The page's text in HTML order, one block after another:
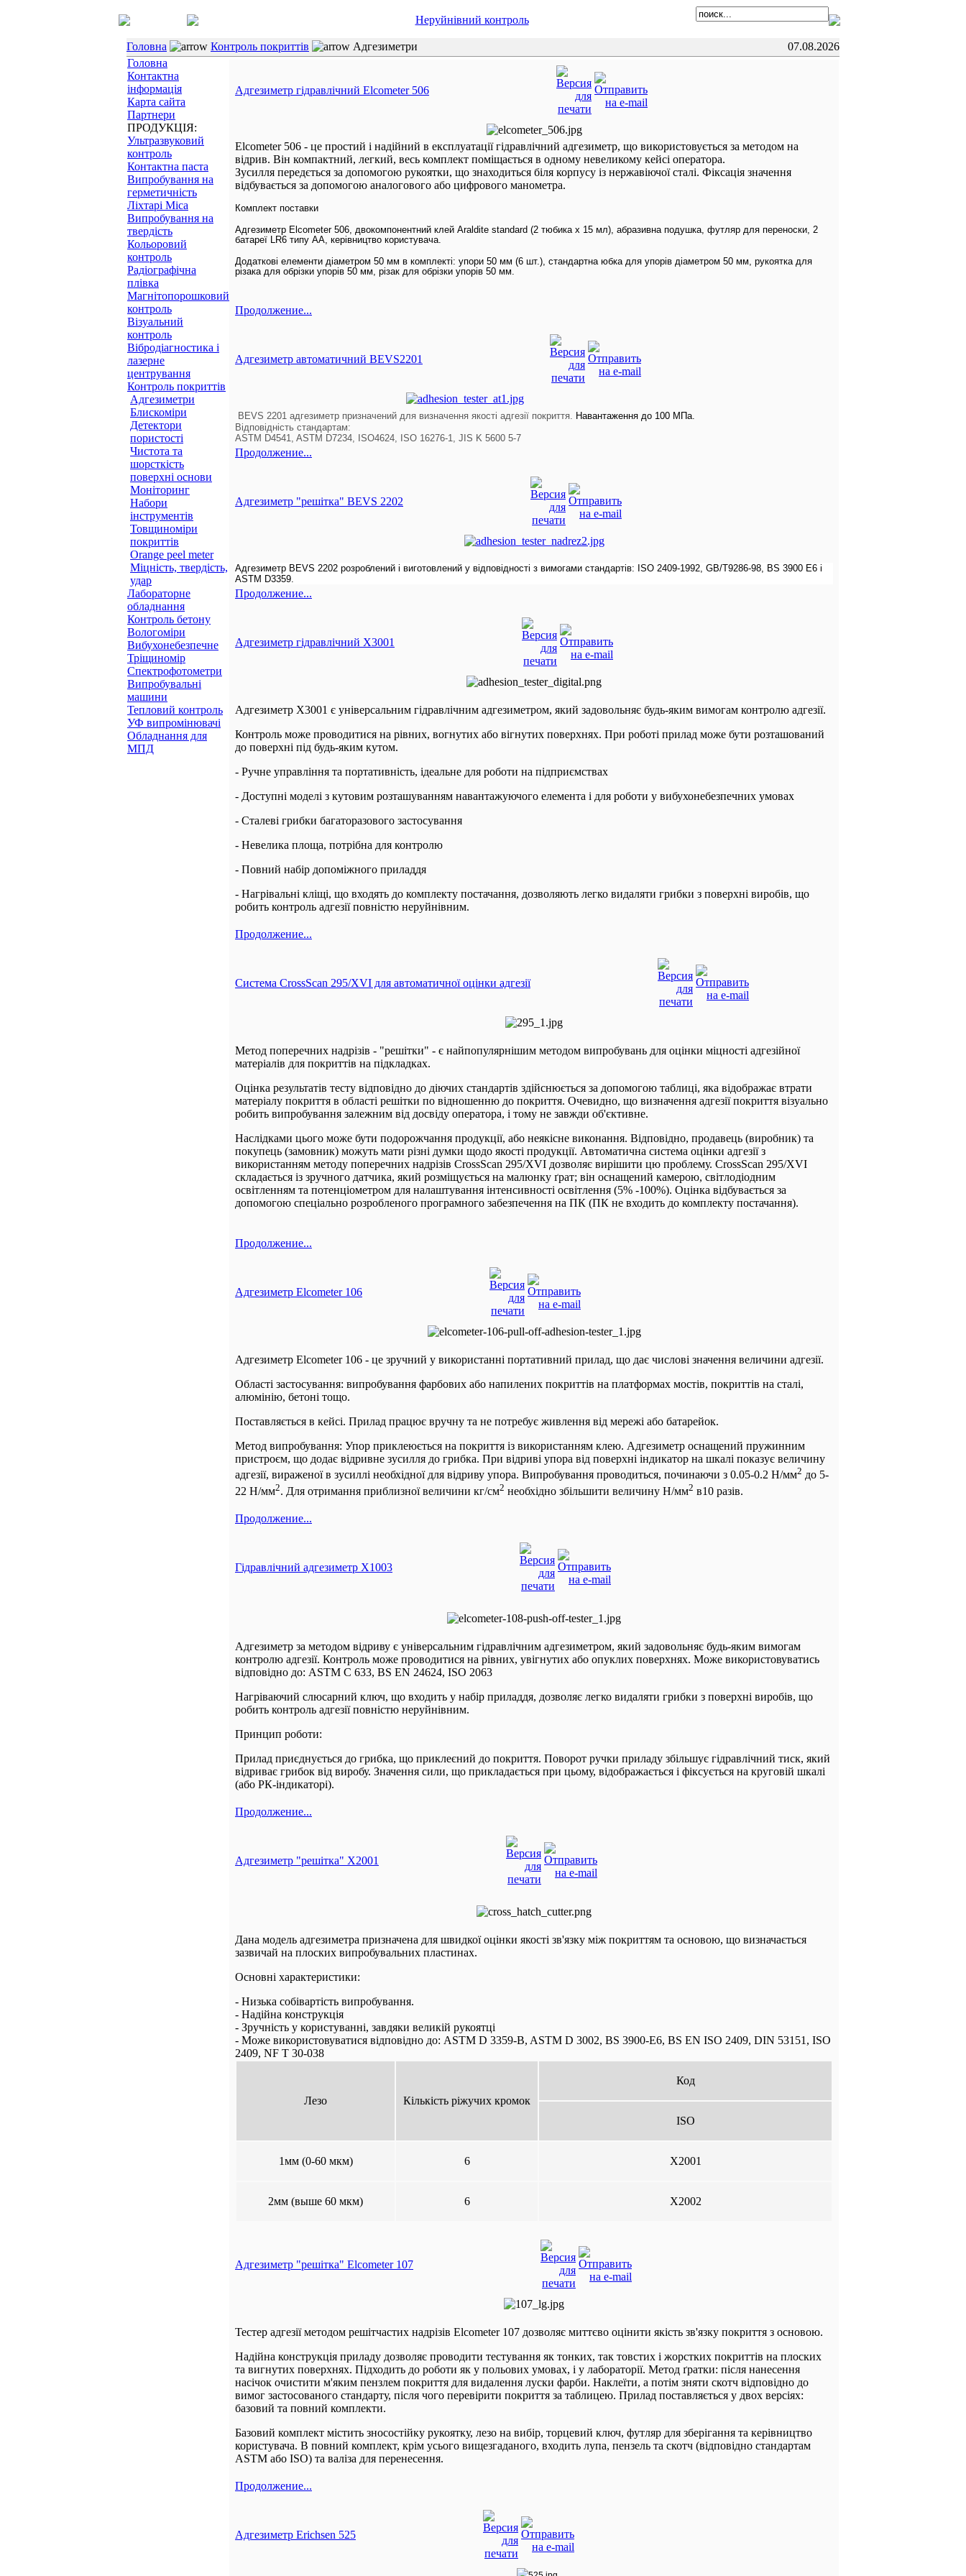
Неруйнівний контроль
Головна Контроль покриттів Адгезиметри
07.08.2026
Головна
Контактна
інформація
Карта сайта
Партнери
ПРОДУКЦІЯ:
Ультразвуковий
контроль
Контактна паста
Випробування на
герметичність
Ліхтарі Mica
Випробування на
твердість
Кольоровий
контроль
Радіографічна
плівка
Магнітопорошковий
контроль
Візуальний
контроль
Вібродіагностика і
лазерне
центрування
Контроль покриттів
Адгезиметри
Блискоміри
Детектори
пористості
Чистота та
шорсткість
поверхні основи
Моніторинг
Набори
інструментів
Товщиноміри
покриттів
Orange peel meter
Міцність, твердість,
удар
Лабораторне
обладнання
Контроль бетону
Вологоміри
Вибухонебезпечне
Тріщиномір
Спектрофотометри
Випробувальні
машини
Тепловий контроль
УФ випромінювачі
Обладнання для
МПД
Адгезиметр гідравлічний Elcometer 506
Elcometer 506 - це простий і надійний в експлуатації гідравлічний адгезиметр, що використовується за методом на
відрив. Він компактний, легкий, весь комплект поміщається в одному невеликому кейсі оператора.
Зусилля передється за допомогою рукоятки, що знаходиться біля корпусу із нержавіючої сталі. Фіксація значення
відбувається за допомогою аналогового або цифрового манометра.
Комплект поставки
Адгезиметр Elcometer 506, двокомпонентний клей Araldite standard (2 тюбика x 15 мл), абразивна подушка, футляр для переноски, 2
батареї LR6 типу AA, керівництво користувача.
Додаткові елементи діаметром 50 мм в комплекті: упори 50 мм (6 шт.), стандартна юбка для упорів діаметром 50 мм, рукоятка для
різака для обрізки упорів 50 мм, різак для обрізки упорів 50 мм.
Продолжение...
Адгезиметр автоматичний BEVS2201
BEVS 2201 адгезиметр призначений для визначення якості адгезії покриття. Навантаження до 100 МПа.
Відповідність стандартам:
ASTM D4541, ASTM D7234, ISO4624, ISO 16276-1, JIS K 5600 5-7
Продолжение...
Адгезиметр "решітка" BEVS 2202
Адгезиметр BEVS 2202 розроблений і виготовлений у відповідності з вимогами стандартів: ISO 2409-1992, GB/T9286-98, BS 3900 E6 і
ASTM D3359.
Продолжение...
Адгезиметр гідравлічний X3001
Адгезиметр Х3001 є універсальним гідравлічним адгезиметром, який задовольняє будь-яким вимогам контролю адгезії.
Контроль може проводитися на рівних, вогнутих або вігнутих поверхнях. При роботі прилад може бути розташований
до поверхні під будь-яким кутом.
- Ручне управління та портативність, ідеальне для роботи на підприємствах
- Доступні моделі з кутовим розташуванням навантажуючого елемента і для роботи у вибухонебезпечних умовах
- Сталеві грибки багаторазового застосування
- Невелика площа, потрібна для контролю
- Повний набір допоміжного приладдя
- Нагрівальні кліщі, що входять до комплекту постачання, дозволяють легко видаляти грибки з поверхні виробів, що
робить контроль адгезії повністю неруйнівним.
Продолжение...
Система CrossScan 295/XVI для автоматичної оцінки адгезії
Метод поперечних надрізів - "решітки" - є найпопулярнішим методом випробувань для оцінки міцності адгезійної
матеріалів для покриттів на підкладках.
Оцінка результатів тесту відповідно до діючих стандартів здійснюється за допомогою таблиці, яка відображає втрати
матеріалу покриття в області решітки по відношенню до покриття. Очевидно, що визначення адгезії покриття візуально
робить випробування залежним від досвіду оператора, і тому не завжди об'єктивне.
Наслідками цього може бути подорожчання продукції, або неякісне виконання. Відповідно, продавець (виробник) та
покупець (замовник) можуть мати різні думки щодо якості продукції. Автоматична система оцінки адгезії з
використанням методу поперечних надрізів CrossScan 295/XVI дозволяє вирішити цю проблему. CrossScan 295/XVI
складається із зручного датчика, який розміщується на малюнку ґрат; він оснащений камерою, світлодіодним
освітленням та потенціометром для налаштування інтенсивності освітлення (5% -100%). Оцінка відбувається за
допомогою спеціально розробленого програмного забезпечення на ПК (ПК не входить до комплекту постачання).
Продолжение...
Адгезиметр Elcometer 106
Адгезиметр Elcometer 106 - це зручний у використанні портативний прилад, що дає числові значення величини адгезії.
Області застосування: випробування фарбових або напилених покриттів на платформах мостів, покриттів на сталі,
алюмінію, бетоні тощо.
Поставляється в кейсі. Прилад працює вручну та не потребує живлення від мережі або батарейок.
Метод випробування: Упор приклеюється на покриття із використанням клею. Адгезиметр оснащений пружинним
пристроєм, що додає відривне зусилля до грибка. При відриві упора від поверхні індикатор на шкалі показує величину
адгезії, вираженої в зусиллі необхідної для відриву упора. Випробування проводиться, починаючи з 0.05-0.2 Н/мм2 до 5-
22 Н/мм2. Для отримання приблизної величини кг/см2 необхідно збільшити величину Н/мм2 в10 разів.
Продолжение...
Гідравлічний адгезиметр X1003
Адгезиметр за методом відриву є універсальним гідравлічним адгезиметром, який задовольняє будь-яким вимогам
контролю адгезії. Контроль може проводитися на рівних, увігнутих або опуклих поверхнях. Може використовуватись
відповідно до: ASTM C 633, BS EN 24624, ISO 2063
Нагріваючий слюсарний ключ, що входить у набір приладдя, дозволяє легко видаляти грибки з поверхні виробів, що
робить контроль адгезії повністю неруйнівним.
Принцип роботи:
Прилад приєднується до грибка, що приклеєний до покриття. Поворот ручки приладу збільшує гідравлічний тиск, який
відриває грибок від виробу. Значення сили, що прикладається при цьому, відображається і фіксується на круговій шкалі
(або РК-індикаторі).
Продолжение...
Адгезиметр "решітка" X2001
Дана модель адгезиметра призначена для швидкої оцінки якості зв'язку між покриттям та основою, що визначається
зазвичай на плоских випробувальних пластинах.
Основні характеристики:
- Низька собівартість випробування.
- Надійна конструкція
- Зручність у користуванні, завдяки великій рукоятці
- Може використовуватися відповідно до: ASTM D 3359-B, ASTM D 3002, BS 3900-E6, BS EN ISO 2409, DIN 53151, ISO
2409, NF T 30-038
Лезо Кількість ріжучих кромок
Код
ISO
1мм (0-60 мкм) 6 X2001
2мм (выше 60 мкм) 6 X2002
Адгезиметр "решітка" Elcometer 107
Тестер адгезії методом решітчастих надрізів Elcometer 107 дозволяє миттєво оцінити якість зв'язку покриття з основою.
Надійна конструкція приладу дозволяє проводити тестування як тонких, так товстих і жорстких покриттів на плоских
та вигнутих поверхнях. Підходить до роботи як у польових умовах, і у лабораторії. Метод ґратки: після нанесення
насічок очистити м'яким пензлем покриття для видалення луски фарби. Наклеїти, а потім зняти скотч відповідно до
вимог застосованого стандарту, після чого перевірити покриття за таблицею. Прилад поставляється у двох версіях:
базовий та повний комплекти.
Базовий комплект містить зносостійку рукоятку, лезо на вибір, торцевий ключ, футляр для зберігання та керівництво
користувача. В повний комплект, крім усього вищезгаданого, входить лупа, пензель та скотч (відповідно стандартам
ASTM або ISO) та валіза для перенесення.
Продолжение...
Адгезиметр Erichsen 525